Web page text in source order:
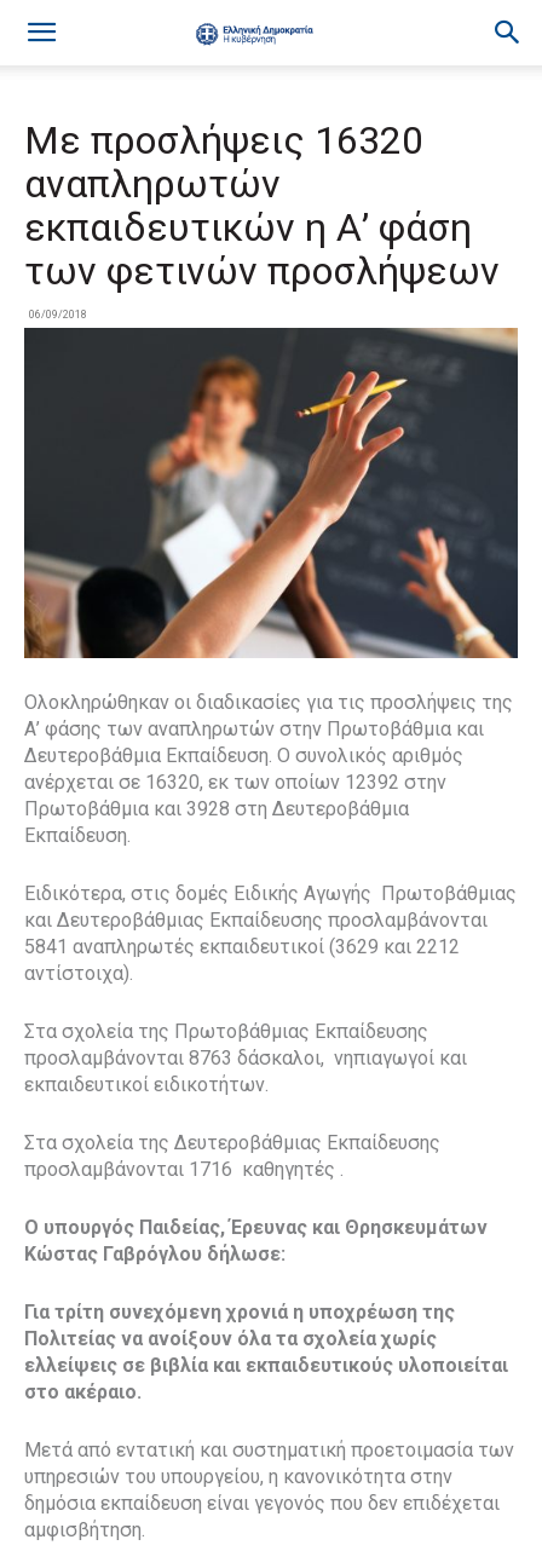
Με προσλήψεις 16320
αναπληρωτών
εκπαιδευτικών η Α’ φάση
των φετινών προσλήψεων
06/09/2018
Ολοκληρώθηκαν οι διαδικασίες για τις προσλήψεις της
Α’ φάσης των αναπληρωτών στην Πρωτοβάθμια και
Δευτεροβάθμια Εκπαίδευση. Ο συνολικός αριθμός
ανέρχεται σε 16320, εκ των οποίων 12392 στην
Πρωτοβάθμια και 3928 στη Δευτεροβάθμια
Εκπαίδευση.
Ειδικότερα, στις δομές Ειδικής Αγωγής Πρωτοβάθμιας
και Δευτεροβάθμιας Εκπαίδευσης προσλαμβάνονται
5841 αναπληρωτές εκπαιδευτικοί (3629 και 2212
αντίστοιχα).
Στα σχολεία της Πρωτοβάθμιας Εκπαίδευσης
προσλαμβάνονται 8763 δάσκαλοι, νηπιαγωγοί και
εκπαιδευτικοί ειδικοτήτων.
Στα σχολεία της Δευτεροβάθμιας Εκπαίδευσης
προσλαμβάνονται 1716 καθηγητές .
Ο υπουργός Παιδείας, Έρευνας και Θρησκευμάτων
Κώστας Γαβρόγλου δήλωσε:
Για τρίτη συνεχόμενη χρονιά η υποχρέωση της
Πολιτείας να ανοίξουν όλα τα σχολεία χωρίς
ελλείψεις σε βιβλία και εκπαιδευτικούς υλοποιείται
στο ακέραιο.
Μετά από εντατική και συστηματική προετοιμασία των
υπηρεσιών του υπουργείου, η κανονικότητα στην
δημόσια εκπαίδευση είναι γεγονός που δεν επιδέχεται
αμφισβήτηση.